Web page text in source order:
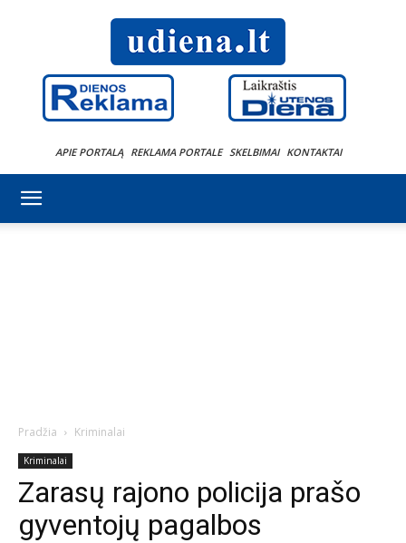
APIE PORTALĄ REKLAMA PORTALE SKELBIMAI KONTAKTAI
Pradžia Kriminalai
Kriminalai
Zarasų rajono policija prašo
gyventojų pagalbos